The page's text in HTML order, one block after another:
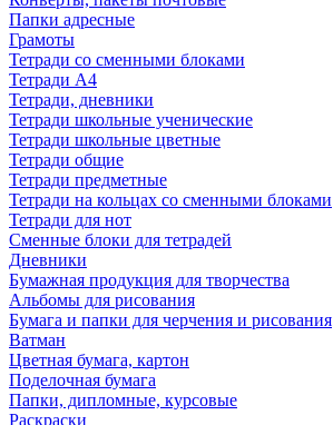
Папки адресные
Грамоты
Тетради со сменными блоками
Тетради А4
Тетради, дневники
Тетради школьные ученические
Тетради школьные цветные
Тетради общие
Тетради предметные
Тетради на кольцах со сменными блоками
Тетради для нот
Сменные блоки для тетрадей
Дневники
Бумажная продукция для творчества
Альбомы для рисования
Бумага и папки для черчения и рисования
Ватман
Цветная бумага, картон
Поделочная бумага
Папки, дипломные, курсовые
Раскраски